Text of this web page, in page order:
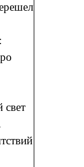
свет